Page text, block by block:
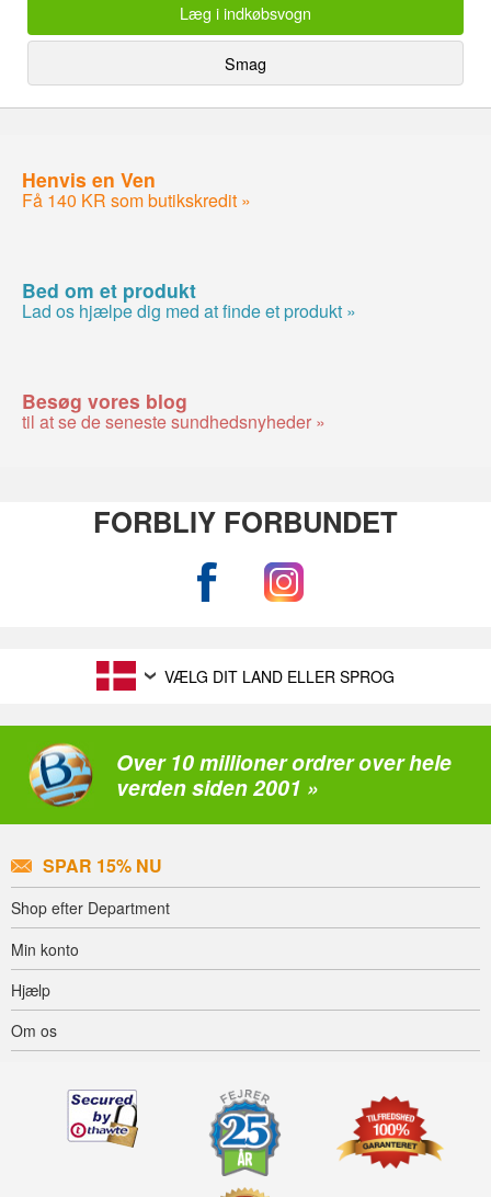
Læg i indkøbsvogn
Smag
Henvis en Ven
Få 140 KR som butikskredit »
Bed om et produkt
Lad os hjælpe dig med at finde et produkt »
Besøg vores blog
til at se de seneste sundhedsnyheder »
FORBLIY FORBUNDET
VÆLG DIT LAND ELLER SPROG
Over 10 millioner ordrer over hele
verden siden 2001 »
SPAR 15% NU
Shop efter Department
Min konto
Hjælp
Om os